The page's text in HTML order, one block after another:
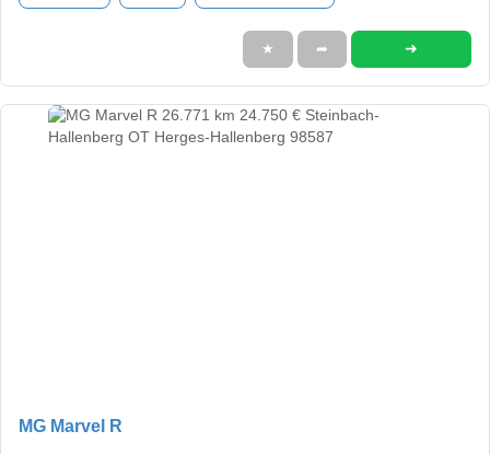
★ ➦ ➜
MG Marvel R